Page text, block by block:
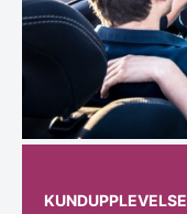
KUNDUPPLEVELSE